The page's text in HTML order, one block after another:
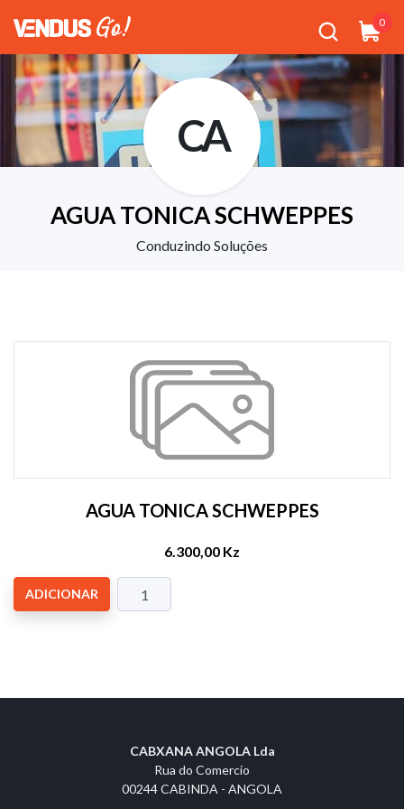
0
CA
AGUA TONICA SCHWEPPES
Conduzindo Soluções
AGUA TONICA SCHWEPPES
6.300,00 Kz
ADICIONAR
CABXANA ANGOLA Lda
Rua do Comercio
00244 CABINDA - ANGOLA